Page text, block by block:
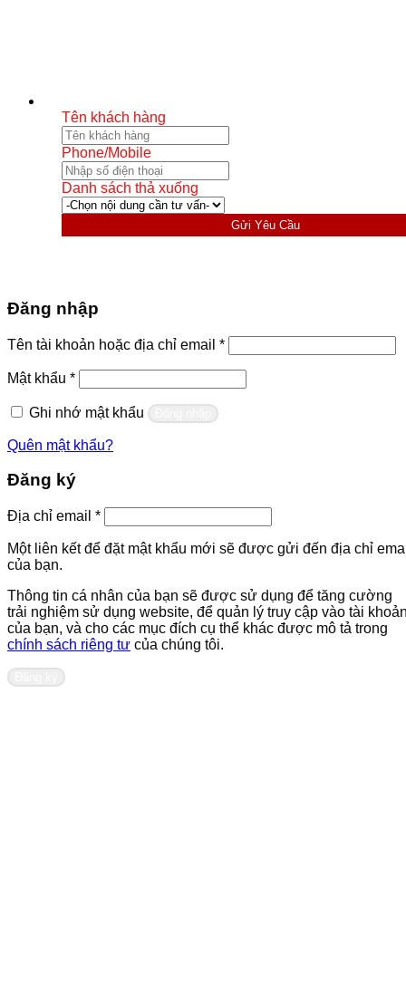
Tên khách hàng
Phone/Mobile
Danh sách thả xuống
Gửi Yêu Cầu
Đăng nhập
Tên tài khoản hoặc địa chỉ email *Bắt
buộc
Mật khẩu *Bắt
buộc
Ghi nhớ mật khẩu
Quên mật khẩu?
Đăng ký
Địa chỉ email *Bắt
buộc
Một liên kết để đặt mật khẩu mới sẽ được gửi đến địa chỉ
của bạn.
Thông tin cá nhân của bạn sẽ được sử dụng để tăng cường
trải nghiệm sử dụng website, để quản lý truy cập vào tài
của bạn, và cho các mục đích cụ thể khác được mô tả trong
chính sách riêng tư của chúng tôi.